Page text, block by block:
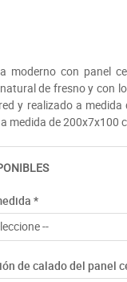
moderno con panel
de fresno y con
y realizado a
medida de 200x7x100
*
--
de calado del panel